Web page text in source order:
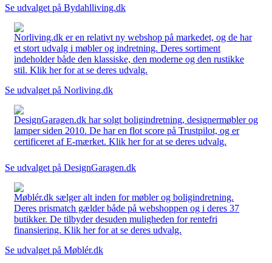
Se udvalget på Bydahlliving.dk
Norliving.dk er en relativt ny webshop på markedet, og de har
et stort udvalg i møbler og indretning. Deres sortiment
indeholder både den klassiske, den moderne og den rustikke
stil. Klik her for at se deres udvalg.
Se udvalget på Norliving.dk
DesignGaragen.dk har solgt boligindretning, designermøbler og
lamper siden 2010. De har en flot score på Trustpilot, og er
certificeret af E-mærket. Klik her for at se deres udvalg.
Se udvalget på DesignGaragen.dk
Møblér.dk sælger alt inden for møbler og boligindretning.
Deres prismatch gælder både på webshoppen og i deres 37
butikker. De tilbyder desuden muligheden for rentefri
finansiering. Klik her for at se deres udvalg.
Se udvalget på Møblér.dk